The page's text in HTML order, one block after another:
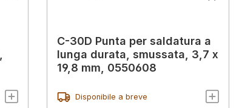
C-30D Punta per saldatura a
lunga durata, smussata, 3,7 x
19,8 mm, 0550608
Disponibile a breve